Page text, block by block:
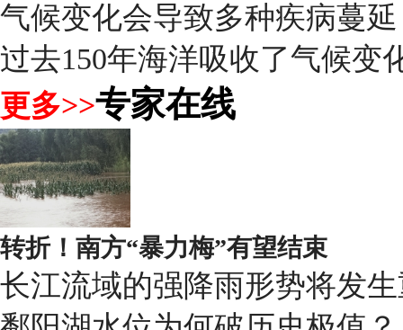
气候变化会导致多种疾病蔓延
过去150年海洋吸收了气候变
更多>>专家在线
转折！南方“暴力梅”有望结束
长江流域的强降雨形势将发